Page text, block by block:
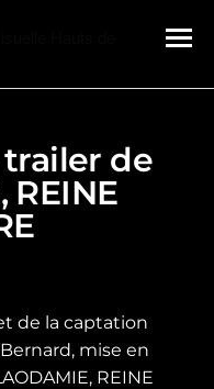
de
REINE
de la captation
mise en
REINE